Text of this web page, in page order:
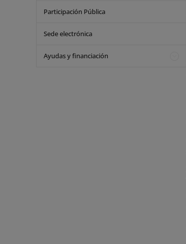
Participación Pública
Sede electrónica
Ayudas y financiación